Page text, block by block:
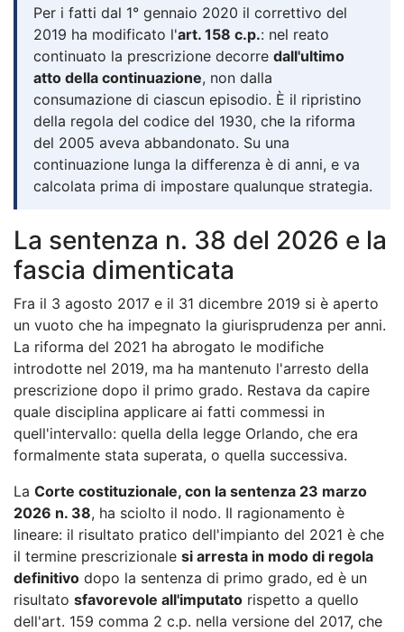
Per i fatti dal 1° gennaio 2020 il correttivo del
2019 ha modificato l'art. 158 c.p.: nel reato
continuato la prescrizione decorre dall'ultimo
atto della continuazione, non dalla
consumazione di ciascun episodio. È il ripristino
della regola del codice del 1930, che la riforma
del 2005 aveva abbandonato. Su una
continuazione lunga la differenza è di anni, e va
calcolata prima di impostare qualunque strategia.
La sentenza n. 38 del 2026 e la
fascia dimenticata
Fra il 3 agosto 2017 e il 31 dicembre 2019 si è aperto
un vuoto che ha impegnato la giurisprudenza per anni.
La riforma del 2021 ha abrogato le modifiche
introdotte nel 2019, ma ha mantenuto l'arresto della
prescrizione dopo il primo grado. Restava da capire
quale disciplina applicare ai fatti commessi in
quell'intervallo: quella della legge Orlando, che era
formalmente stata superata, o quella successiva.
La Corte costituzionale, con la sentenza 23 marzo
2026 n. 38, ha sciolto il nodo. Il ragionamento è
lineare: il risultato pratico dell'impianto del 2021 è che
il termine prescrizionale si arresta in modo di regola
definitivo dopo la sentenza di primo grado, ed è un
risultato sfavorevole all'imputato rispetto a quello
dell'art. 159 comma 2 c.p. nella versione del 2017, che